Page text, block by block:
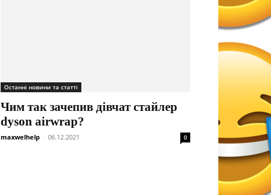
Останні новини та статті
Чим так зачепив дівчат стайлер
dyson airwrap?
maxwelhelp - 06.12.2021 0